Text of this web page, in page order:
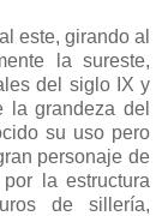
este, girando al
la sureste,
del siglo IX y
la grandeza del
su uso pero
personaje de
la estructura
de sillería,